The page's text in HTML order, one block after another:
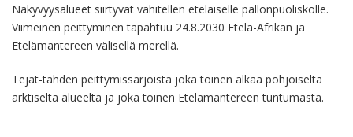
Näkyvyysalueet siirtyvät vähitellen eteläiselle pallonpuoliskolle.
Viimeinen peittyminen tapahtuu 24.8.2030 Etelä-Afrikan ja
Etelämantereen välisellä merellä.
Tejat-tähden peittymissarjoista joka toinen alkaa pohjoiselta
arktiselta alueelta ja joka toinen Etelämantereen tuntumasta.